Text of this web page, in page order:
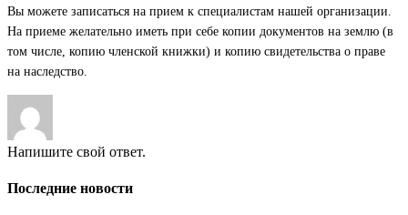
Вы можете записаться на прием к специалистам нашей организации.
На приеме желательно иметь при себе копии документов на землю (в
том числе, копию членской книжки) и копию свидетельства о праве
на наследство.
Напишите свой ответ.
Последние новости